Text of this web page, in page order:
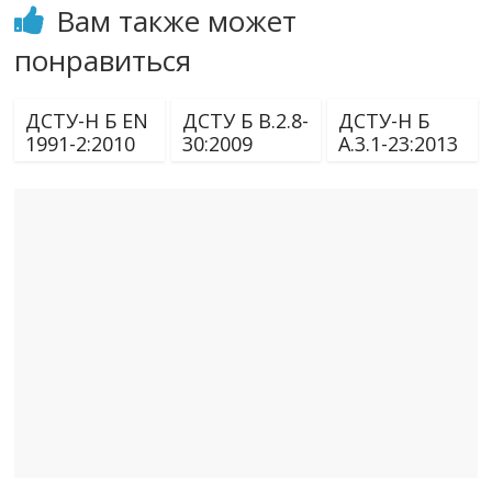
Вам также может
понравиться
ДСТУ-Н Б EN
1991-2:2010
ДСТУ Б В.2.8-
30:2009
ДСТУ-Н Б
А.3.1-23:2013